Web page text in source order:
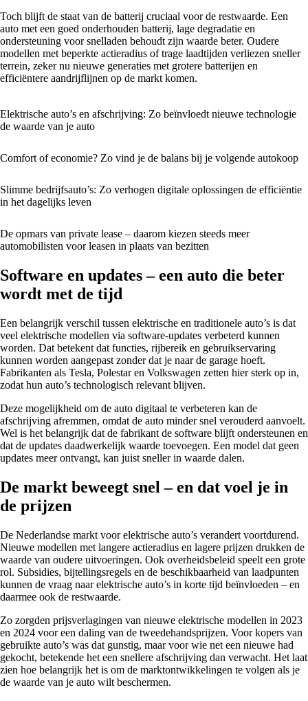
Toch blijft de staat van de batterij cruciaal voor de restwaarde. Een
auto met een goed onderhouden batterij, lage degradatie en
ondersteuning voor snelladen behoudt zijn waarde beter. Oudere
modellen met beperkte actieradius of trage laadtijden verliezen sneller
terrein, zeker nu nieuwe generaties met grotere batterijen en
efficiëntere aandrijflijnen op de markt komen.
Elektrische auto’s en afschrijving: Zo beïnvloedt nieuwe technologie
de waarde van je auto
Comfort of economie? Zo vind je de balans bij je volgende autokoop
Slimme bedrijfsauto’s: Zo verhogen digitale oplossingen de efficiëntie
in het dagelijks leven
De opmars van private lease – daarom kiezen steeds meer
automobilisten voor leasen in plaats van bezitten
Software en updates – een auto die beter
wordt met de tijd
Een belangrijk verschil tussen elektrische en traditionele auto’s is dat
veel elektrische modellen via software-updates verbeterd kunnen
worden. Dat betekent dat functies, rijbereik en gebruikservaring
kunnen worden aangepast zonder dat je naar de garage hoeft.
Fabrikanten als Tesla, Polestar en Volkswagen zetten hier sterk op in,
zodat hun auto’s technologisch relevant blijven.
Deze mogelijkheid om de auto digitaal te verbeteren kan de
afschrijving afremmen, omdat de auto minder snel verouderd aanvoelt.
Wel is het belangrijk dat de fabrikant de software blijft ondersteunen en
dat de updates daadwerkelijk waarde toevoegen. Een model dat geen
updates meer ontvangt, kan juist sneller in waarde dalen.
De markt beweegt snel – en dat voel je in
de prijzen
De Nederlandse markt voor elektrische auto’s verandert voortdurend.
Nieuwe modellen met langere actieradius en lagere prijzen drukken de
waarde van oudere uitvoeringen. Ook overheidsbeleid speelt een grote
rol. Subsidies, bijtellingsregels en de beschikbaarheid van laadpunten
kunnen de vraag naar elektrische auto’s in korte tijd beïnvloeden – en
daarmee ook de restwaarde.
Zo zorgden prijsverlagingen van nieuwe elektrische modellen in 2023
en 2024 voor een daling van de tweedehandsprijzen. Voor kopers van
gebruikte auto’s was dat gunstig, maar voor wie net een nieuwe had
gekocht, betekende het een snellere afschrijving dan verwacht. Het laat
zien hoe belangrijk het is om de marktontwikkelingen te volgen als je
de waarde van je auto wilt beschermen.